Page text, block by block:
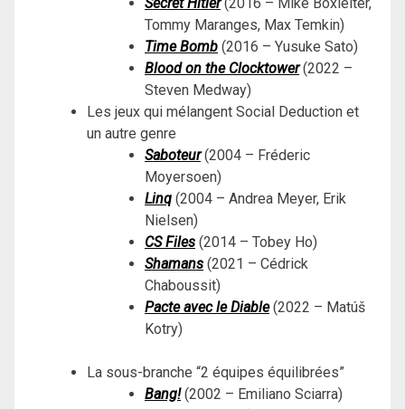
Tommy Maranges, Max Temkin)
Time Bomb (2016 – Yusuke Sato)
Blood on the Clocktower(2022 –
Steven Medway)
Les jeux qui mélangent Social Deduction et
un autre genre
Saboteur (2004 – Fréderic
Moyersoen)
Linq (2004 – Andrea Meyer, Erik
Nielsen)
CS Files (2014 – Tobey Ho)
Shamans (2021 – Cédrick
Chaboussit)
Pacte avec le Diable(2022 – Matúš
Kotry)
La sous-branche “2 équipes équilibrées”
Bang!(2002 – Emiliano Sciarra)